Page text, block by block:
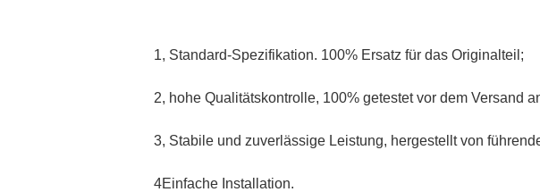
1, Standard-Spezifikation. 100% Ersatz für das Originalteil;
2, hohe Qualitätskontrolle, 100% getestet vor dem Versand
3, Stabile und zuverlässige Leistung, hergestellt von
4Einfache Installation.